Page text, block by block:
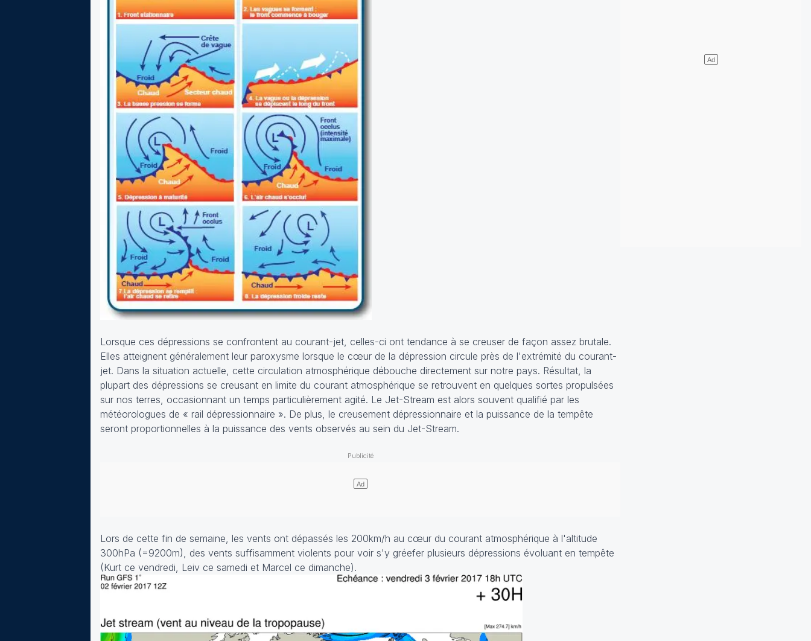
Lorsque ces dépressions se confrontent au courant-jet, celles-ci ont tendance à se creuser de façon assez brutale.
Elles atteignent généralement leur paroxysme lorsque le cœur de la dépression circule près de l'extrémité du courant-
jet. Dans la situation actuelle, cette circulation atmosphérique débouche directement sur notre pays. Résultat, la
plupart des dépressions se creusant en limite du courant atmosphérique se retrouvent en quelques sortes propulsées
sur nos terres, occasionnant un temps particulièrement agité. Le Jet-Stream est alors souvent qualifié par les
météorologues de « rail dépressionnaire ». De plus, le creusement dépressionnaire et la puissance de la tempête
seront proportionnelles à la puissance des vents observés au sein du Jet-Stream.
Lors de cette fin de semaine, les vents ont dépassés les 200km/h au cœur du courant atmosphérique à l'altitude
300hPa (=9200m), des vents suffisamment violents pour voir s'y gréefer plusieurs dépressions évoluant en tempête
(Kurt ce vendredi, Leiv ce samedi et Marcel ce dimanche).